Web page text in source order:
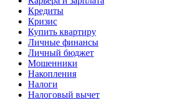
Кредиты
Кризис
Купить квартиру
Личные финансы
Личный бюджет
Мошенники
Накопления
Налоги
Налоговый вычет